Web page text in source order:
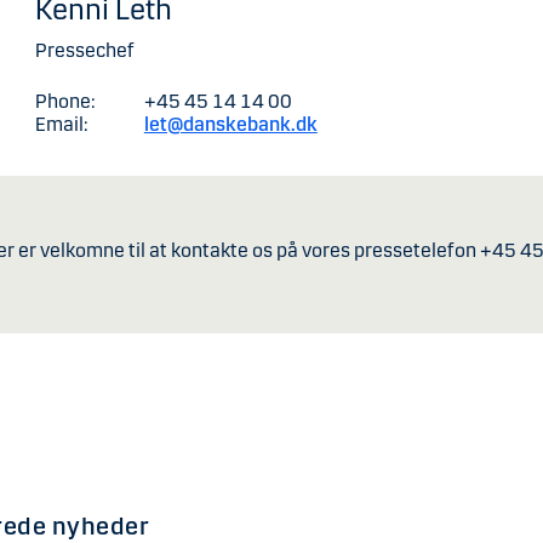
Kenni Leth
Pressechef
Phone:
+45 45 14 14 00
Email:
let@danskebank.dk
er velkomne til at kontakte os på vores pressetelefon +45
nyheder